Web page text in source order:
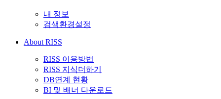
내 정보
검색환경설정
About RISS
RISS 이용방법
RISS 지식더하기
DB연계 현황
BI 및 배너 다운로드